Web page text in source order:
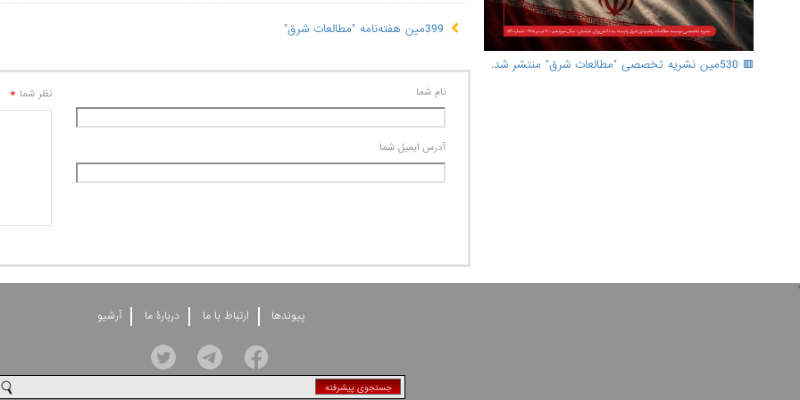
399مین هفته‌نامه "مطالعات شرق"
نام شما
آدرس ايميل شما
نظر شما *
🟥 530مین نشریه تخصصی "مطالعات شرق" منتشر شد.
'
پيوندها ارتباط با ما دربارۀ ما آرشيو
جستجوی پيشرفته